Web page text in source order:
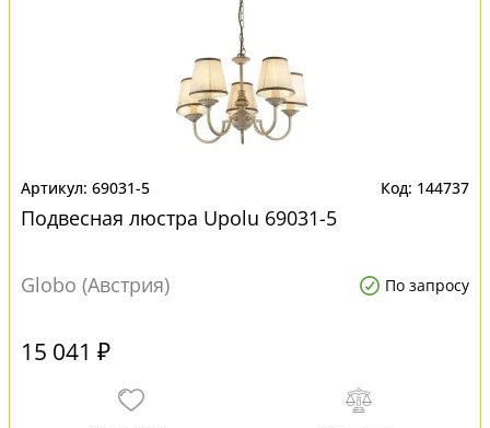
69031-5 144737
Подвесная люстра Upolu 69031-5
Globo (Австрия) По запросу
15 041 ₽